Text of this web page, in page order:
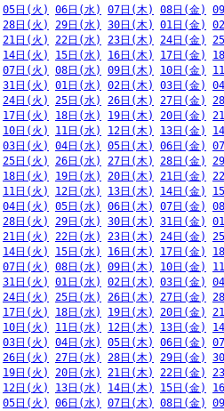
05日(火) 06日(水) 07日(木) 08日(金)
28日(火) 29日(水) 30日(木) 01日(金)
21日(火) 22日(水) 23日(木) 24日(金)
14日(火) 15日(水) 16日(木) 17日(金)
07日(火) 08日(水) 09日(木) 10日(金)
31日(火) 01日(水) 02日(木) 03日(金)
24日(火) 25日(水) 26日(木) 27日(金)
17日(火) 18日(水) 19日(木) 20日(金)
10日(火) 11日(水) 12日(木) 13日(金)
03日(火) 04日(水) 05日(木) 06日(金)
25日(火) 26日(水) 27日(木) 28日(金)
18日(火) 19日(水) 20日(木) 21日(金)
11日(火) 12日(水) 13日(木) 14日(金)
04日(火) 05日(水) 06日(木) 07日(金)
28日(火) 29日(水) 30日(木) 31日(金)
21日(火) 22日(水) 23日(木) 24日(金)
14日(火) 15日(水) 16日(木) 17日(金)
07日(火) 08日(水) 09日(木) 10日(金)
31日(火) 01日(水) 02日(木) 03日(金)
24日(火) 25日(水) 26日(木) 27日(金)
17日(火) 18日(水) 19日(木) 20日(金)
10日(火) 11日(水) 12日(木) 13日(金)
03日(火) 04日(水) 05日(木) 06日(金)
26日(火) 27日(水) 28日(木) 29日(金)
19日(火) 20日(水) 21日(木) 22日(金)
12日(火) 13日(水) 14日(木) 15日(金)
05日(火) 06日(水) 07日(木) 08日(金)